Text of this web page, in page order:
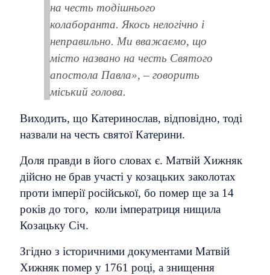
на честь тодішнього
колаборанта. Якось нелогічно і
неправильно. Ми вважаємо, що
місто названо на честь Святого
апостола Павла», – говорить
міський голова.
Виходить, що Катеринослав, відповідно, тоді
назвали на честь святої Катерини.
Доля правди в його словах є. Матвій Хижняк
дійсно не брав участі у козацьких заколотах
проти імперії російської, бо помер ще за 14
років до того, коли імператриця нищила
Козацьку Січ.
Згідно з історичними документами Матвій
Хижняк помер у 1761 році, а знищення